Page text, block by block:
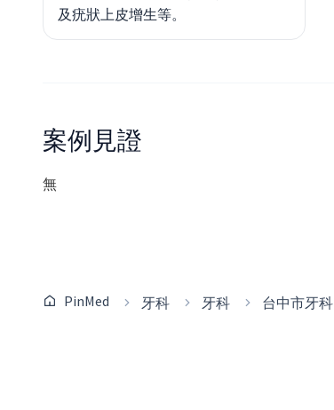
及疣狀上皮增生等。
案例見證
無
PinMed 牙科 牙科 台中市牙科